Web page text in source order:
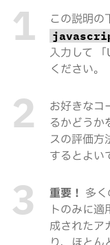
この説明の
入力して
ください。
お好きなコ
るかどうか
スの評価
するとよい
重要！ 多
トのみに
成されたア